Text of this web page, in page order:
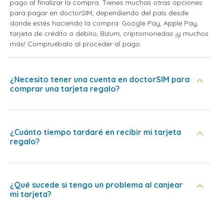
pago al finalizar la compra. Tienes muchas otras opciones
para pagar en doctorSIM, dependiendo del país desde
donde estés haciendo la compra: Google Pay, Apple Pay,
tarjeta de crédito o débito, Bizum, criptomonedas ¡y muchos
más! Compruébalo al proceder al pago.
¿Necesito tener una cuenta en doctorSIM para
comprar una tarjeta regalo?
¿Cuánto tiempo tardaré en recibir mi tarjeta
regalo?
¿Qué sucede si tengo un problema al canjear
mi tarjeta?